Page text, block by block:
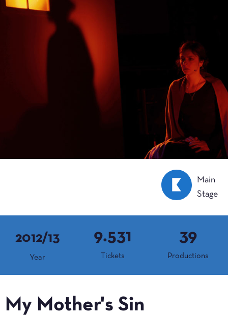
Main
Stage
2012/13
Year Tickets
9.531
Productions
39
My Mother's Sin